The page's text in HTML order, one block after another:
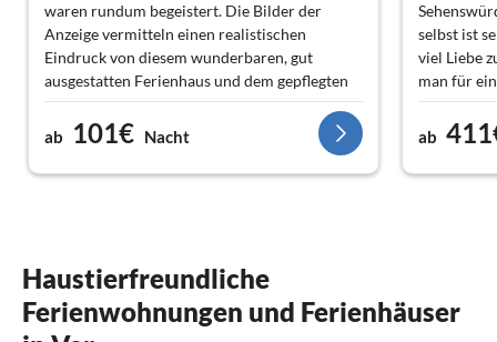
waren rundum begeistert. Die Bilder der
Anzeige vermitteln einen realistischen
Eindruck von diesem wunderbaren, gut
ausgestatten Ferienhaus und dem gepflegten
Grundstück mit vielen Schattenplätzen.
Aufgrund der Nähe des Ortes zum Mittelmeer,
zum Georges du Verdon und vielen größeren
und sehenswerten Städten wie Nizza und
Entscheidend für unseren sorgenfreien und
angenehmen Aufenthalt im Mas de
Broceliande war sicher auch unsere
Vermieterin. Frau Hoffmeister ist eine sehr
ab 101€ Nacht
selbst ist
viel Liebe
man für
braucht.
Pool –
ab
Haustierfreundliche
Ferienwohnungen und Ferienhäuser